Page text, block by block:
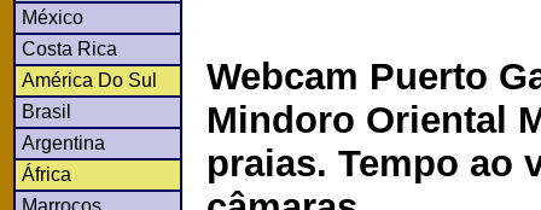
México
Costa Rica
América Do Sul
Brasil
Argentina
África
Marrocos
Webcam Puerto
Mindoro Oriental
praias. Tempo ao